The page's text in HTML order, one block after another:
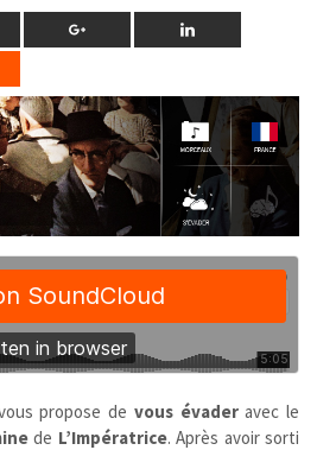
propose de vous évaderavec le
de L’Impératrice. Après avoir sorti